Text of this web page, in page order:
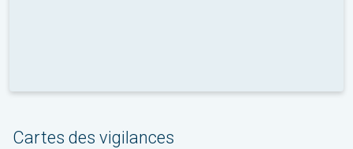
Cartes des vigilances